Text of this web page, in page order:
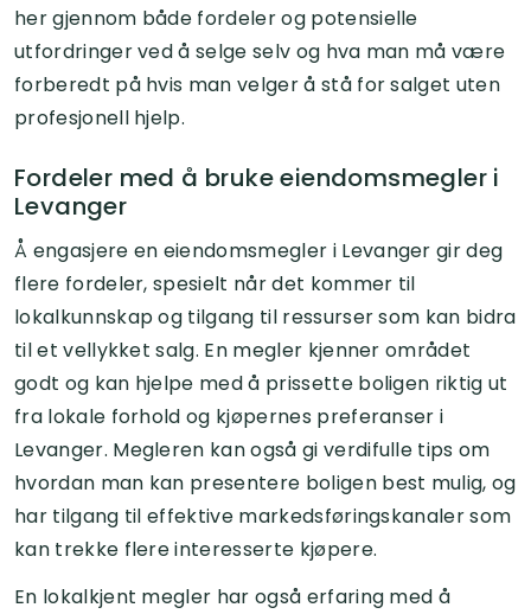
her gjennom både fordeler og potensielle
utfordringer ved å selge selv og hva man må være
forberedt på hvis man velger å stå for salget uten
profesjonell hjelp.
Fordeler med å bruke eiendomsmegler i
Levanger
Å engasjere en eiendomsmegler i Levanger gir deg
flere fordeler, spesielt når det kommer til
lokalkunnskap og tilgang til ressurser som kan bidra
til et vellykket salg. En megler kjenner området
godt og kan hjelpe med å prissette boligen riktig ut
fra lokale forhold og kjøpernes preferanser i
Levanger. Megleren kan også gi verdifulle tips om
hvordan man kan presentere boligen best mulig, og
har tilgang til effektive markedsføringskanaler som
kan trekke flere interesserte kjøpere.
En lokalkjent megler har også erfaring med å